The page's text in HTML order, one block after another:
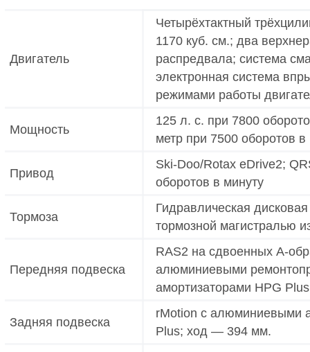
Двигатель
Четырёхтактный
1170 куб. см.; два
распредвала; система
электронная система
режимами работы
Мощность
125 л. с. при 7800
метр при 7500 оборотов в
Привод
Ski-Doo/Rotax eDrive2;
оборотов в минуту
Тормоза
Гидравлическая
тормозной магистралью
Передняя подвеска
RAS2 на сдвоенных A-
алюминиевыми
амортизаторами HPG
Задняя подвеска
rMotion с алюминиевыми
Plus; ход — 394 мм.